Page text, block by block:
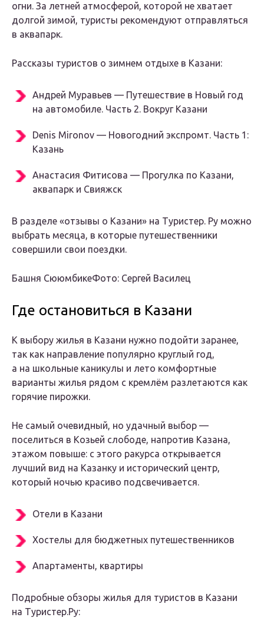
огни. За летней атмосферой, которой не хватает
долгой зимой, туристы рекомендуют отправляться
в аквапарк.
Рассказы туристов о зимнем отдыхе в Казани:
Андрей Муравьев — Путешествие в Новый год
на автомобиле. Часть 2. Вокруг Казани
Denis Mironov — Новогодний экспромт. Часть 1:
Казань
Анастасия Фитисова — Прогулка по Казани,
аквапарк и Свияжск
В разделе «отзывы о Казани» на Туристер. Ру можно
выбрать месяца, в которые путешественники
совершили свои поездки.
Башня СююмбикеФото: Сергей Василец
Где остановиться в Казани
К выбору жилья в Казани нужно подойти заранее,
так как направление популярно круглый год,
а на школьные каникулы и лето комфортные
варианты жилья рядом с кремлём разлетаются как
горячие пирожки.
Не самый очевидный, но удачный выбор —
поселиться в Козьей слободе, напротив Казана,
этажом повыше: с этого ракурса открывается
лучший вид на Казанку и исторический центр,
который ночью красиво подсвечивается.
Отели в Казани
Хостелы для бюджетных путешественников
Апартаменты, квартиры
Подробные обзоры жилья для туристов в Казани
на Туристер.Ру: